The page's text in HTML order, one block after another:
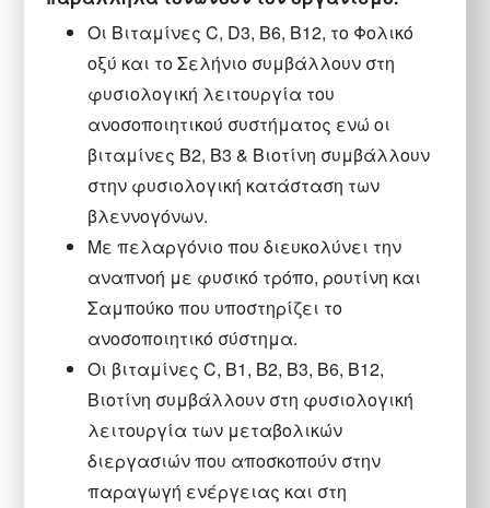
Οι Βιταμίνες C, D3, Β6, Β12, το Φολικό
οξύ και το Σελήνιο συμβάλλουν στη
φυσιολογική λειτουργία του
ανοσοποιητικού συστήματος ενώ οι
βιταμίνες Β2, Β3 & Βιοτίνη συμβάλλουν
στην φυσιολογική κατάσταση των
βλεννογόνων.
Με πελαργόνιο που διευκολύνει την
αναπνοή με φυσικό τρόπο, ρουτίνη και
Σαμπούκο που υποστηρίζει το
ανοσοποιητικό σύστημα.
Οι βιταμίνες C, B1, Β2, B3, B6, B12,
Βιοτίνη συμβάλλουν στη φυσιολογική
λειτουργία των μεταβολικών
διεργασιών που αποσκοπούν στην
παραγωγή ενέργειας και στη